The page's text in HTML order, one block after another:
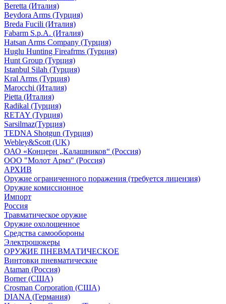
Beretta (Италия)
Beydora Arms (Турция)
Breda Fucili (Италия)
Fabarm S.p.A. (Италия)
Hatsan Arms Company (Турция)
Huglu Hunting Fireafrms (Турция)
Hunt Group (Турция)
Istanbul Silah (Турция)
Kral Arms (Турция)
Marocchi (Италия)
Pietta (Италия)
Radikal (Турция)
RETAY (Турция)
Sarsilmaz(Турция)
TEDNA Shotgun (Турция)
Webley&Scott (UK)
ОАО «Концерн „Калашников“ (Россия)
ООО "Молот Армз" (Россия)
АРХИВ
Оружие ограниченного поражения (требуется лицензия)
Оружие комиссионное
Импорт
Россия
Травматическое оружие
Оружие охолощенное
Средства самообороны
Электрошокеры
ОРУЖИЕ ПНЕВМАТИЧЕСКОЕ
Винтовки пневматические
Ataman (Россия)
Borner (США)
Crosman Corporation (США)
DIANA (Германия)